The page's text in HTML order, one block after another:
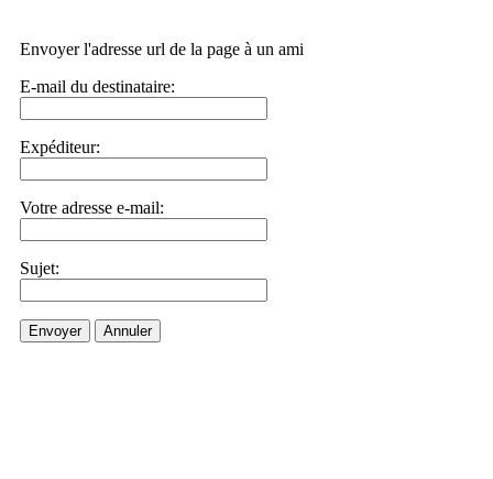
Envoyer l'adresse url de la page à un ami
E-mail du destinataire:
Expéditeur:
Votre adresse e-mail:
Sujet:
Envoyer Annuler